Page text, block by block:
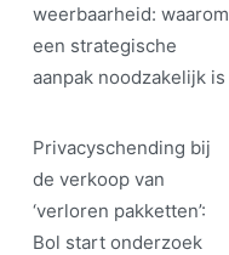
weerbaarheid: waarom
een strategische
aanpak noodzakelijk is
Privacyschending bij
de verkoop van
‘verloren pakketten’:
Bol start onderzoek